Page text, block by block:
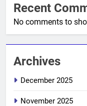
Recent
No comments to
Archives
December 2025
November 2025